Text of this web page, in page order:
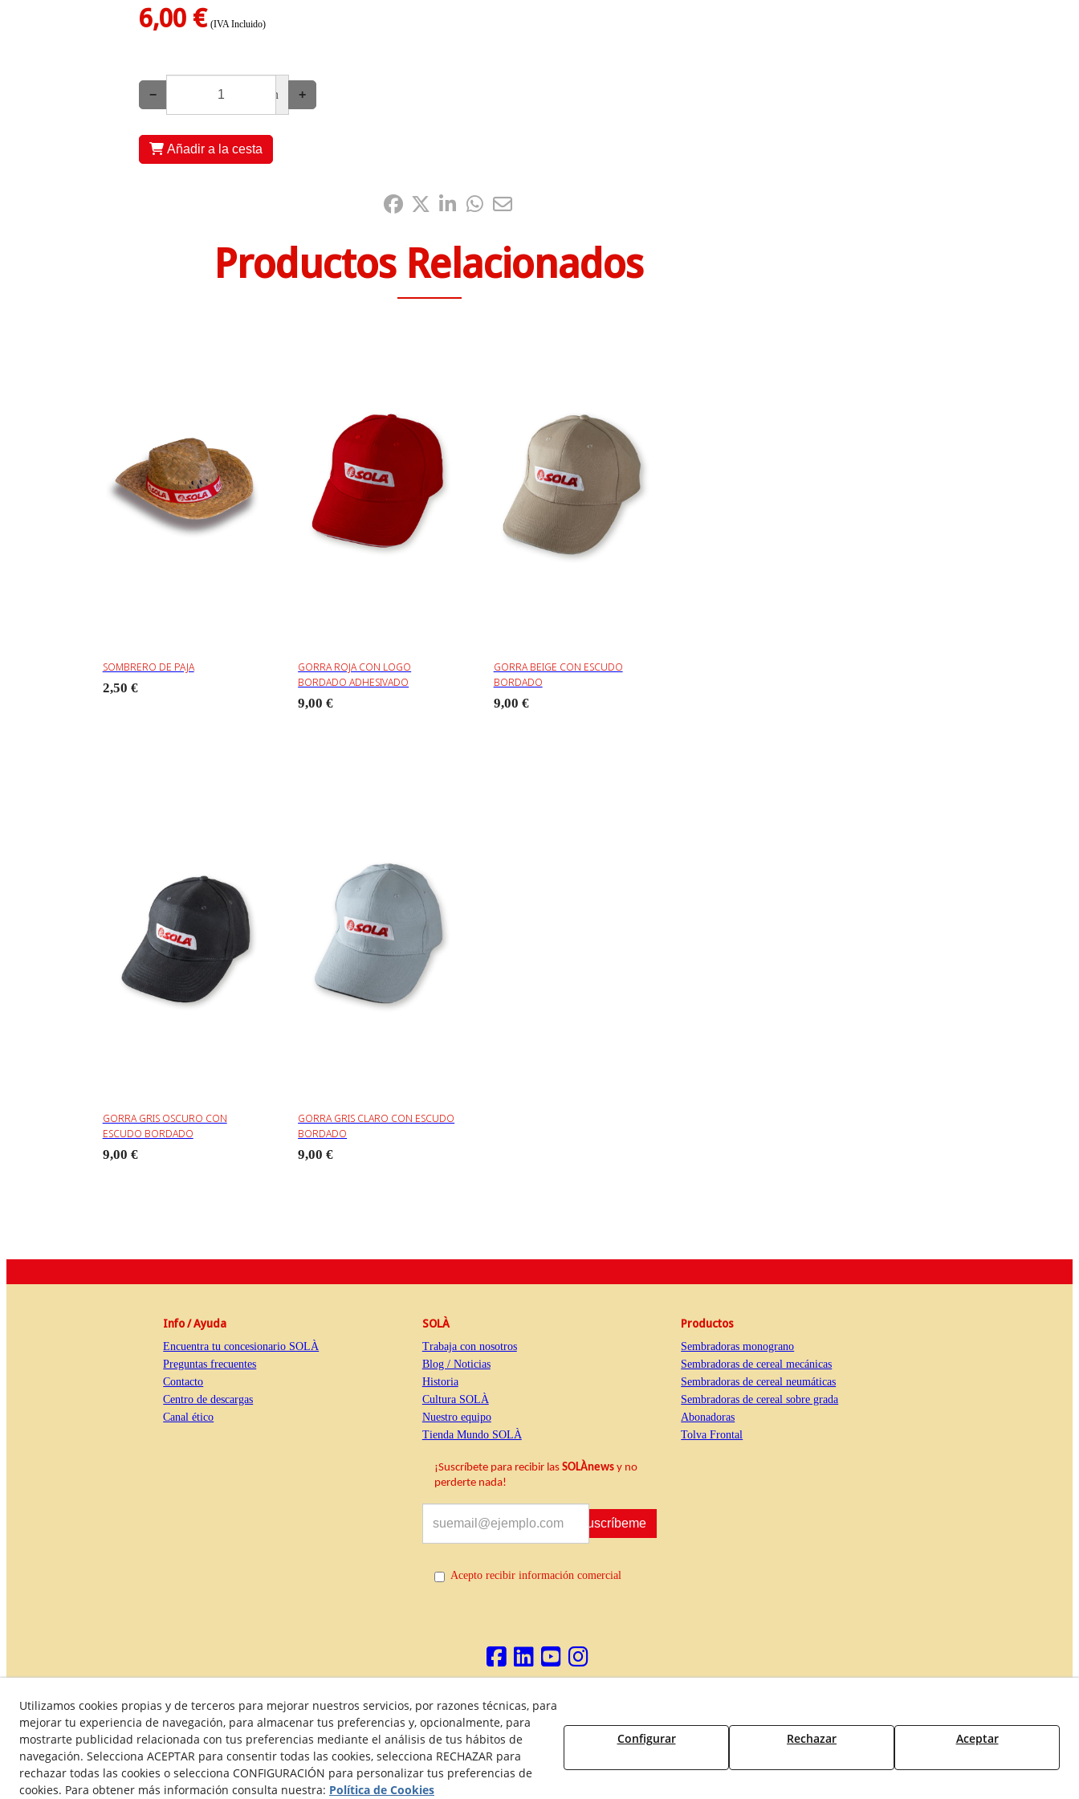
6,00 € (IVA Incluido)
− un +
Añadir a la cesta
Productos Relacionados
SOMBRERO DE PAJA
2,50 €
GORRA ROJA CON LOGO
BORDADO ADHESIVADO
9,00 €
GORRA BEIGE CON ESCUDO
BORDADO
9,00 €
GORRA GRIS OSCURO CON
ESCUDO BORDADO
9,00 €
GORRA GRIS CLARO CON ESCUDO
BORDADO
9,00 €
Info / Ayuda
Encuentra tu concesionario SOLÀ
Preguntas frecuentes
Contacto
Centro de descargas
Canal ético
SOLÀ
Trabaja con nosotros
Blog / Noticias
Historia
Cultura SOLÀ
Nuestro equipo
Tienda Mundo SOLÀ
Productos
Sembradoras monograno
Sembradoras de cereal mecánicas
Sembradoras de cereal neumáticas
Sembradoras de cereal sobre grada
Abonadoras
Tolva Frontal
¡Suscríbete para recibir las SOLÀnewsy no
perderte nada!
Suscríbeme
Acepto recibir información comercial
Política de Calidad Condiciones generales de compra Política de Privacidad Política de Cookies
© 08/2026 Maquinaria Agrícola SOLÀ, S.L. - Todos los derechos reservados.
Utilizamos cookies propias y de terceros para mejorar nuestros servicios, por razones técnicas, para
mejorar tu experiencia de navegación, para almacenar tus preferencias y, opcionalmente, para
mostrarte publicidad relacionada con tus preferencias mediante el análisis de tus hábitos de
navegación. Selecciona ACEPTAR para consentir todas las cookies, selecciona RECHAZAR para
rechazar todas las cookies o selecciona CONFIGURACIÓN para personalizar tus preferencias de
cookies. Para obtener más información consulta nuestra: Política de Cookies
Configurar Rechazar Aceptar